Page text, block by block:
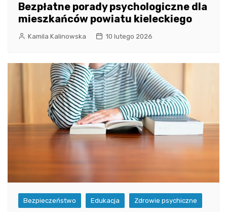
Bezpłatne porady psychologiczne dla
mieszkańców powiatu kieleckiego
Kamila Kalinowska 10 lutego 2026
Bezpieczeństwo Edukacja Zdrowie psychiczne